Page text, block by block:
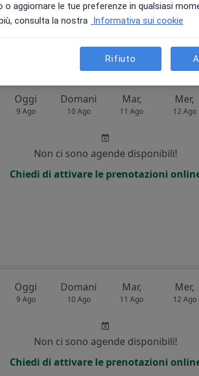
Oggi
9 Ago
Domani
10 Ago
Mar,
11 Ago
Mer,
12 Ago
Non ci sono agende disponibili!
Chiedi di attivare le prenotazioni
Oggi
9 Ago
Domani
10 Ago
Mar,
11 Ago
Mer,
12 Ago
Non ci sono agende disponibili!
Chiedi di attivare le prenotazioni
o aggiornare le tue preferenze in qualsiasi
consulta la nostra Informativa sui cookie
Rifiuto